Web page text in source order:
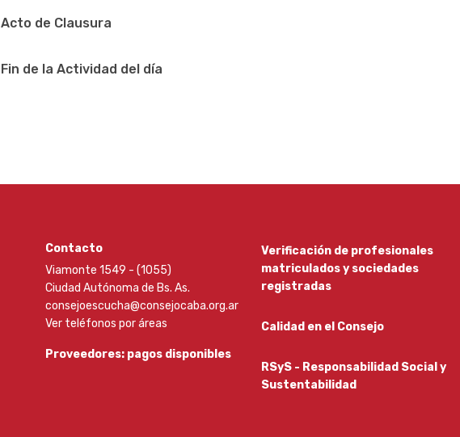
Acto de Clausura
Fin de la Actividad del día
Contacto
Viamonte 1549 - (1055)
Ciudad Autónoma de Bs. As.
consejoescucha@consejocaba.org.ar
Ver teléfonos por áreas
Proveedores: pagos disponibles
Verificación de profesionales
matriculados y sociedades
registradas
Calidad en el Consejo
RSyS - Responsabilidad Social y
Sustentabilidad